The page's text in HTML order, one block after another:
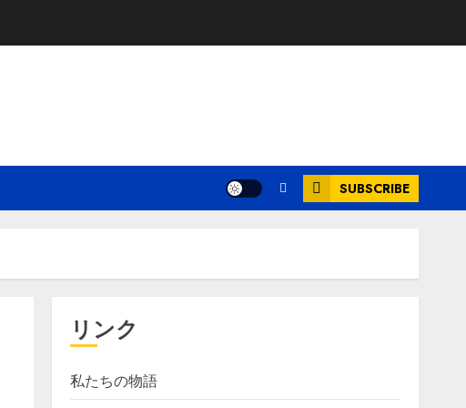
SUBSCRIBE
リンク
私たちの物語